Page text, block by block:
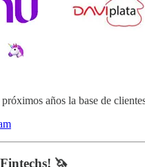
años la base de
🦄